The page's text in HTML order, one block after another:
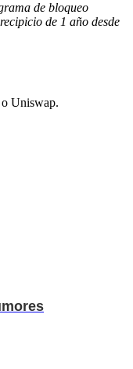
de bloqueo
de 1 año desde
Uniswap.